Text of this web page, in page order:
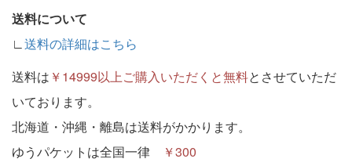
送料について
∟ 送料の詳細はこちら
送料は ￥14999以上ご購入いただくと無料とさせていただ
いております。
北海道・沖縄・離島は送料がかかります。
ゆうパケットは全国一律
￥300